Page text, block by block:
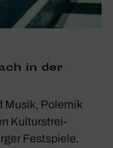
in der
Musik, Polemik
Kultur­strei­
Fest­spiele.